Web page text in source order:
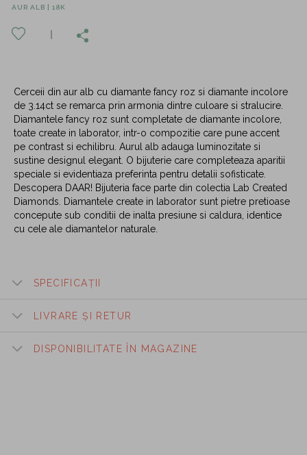
AUR ALB | 18K
Cerceii din aur alb cu diamante fancy roz si diamante incolore
de 3.14ct se remarca prin armonia dintre culoare si stralucire.
Diamantele fancy roz sunt completate de diamante incolore,
toate create in laborator, intr-o compozitie care pune accent
pe contrast si echilibru. Aurul alb adauga luminozitate si
sustine designul elegant. O bijuterie care completeaza aparitii
speciale si evidentiaza preferinta pentru detalii sofisticate.
Descopera DAAR! Bijuteria face parte din colectia Lab Created
Diamonds. Diamantele create in laborator sunt pietre pretioase
concepute sub conditii de inalta presiune si caldura, identice
cu cele ale diamantelor naturale.
SPECIFICAȚII
LIVRARE ȘI RETUR
DISPONIBILITATE ÎN MAGAZINE